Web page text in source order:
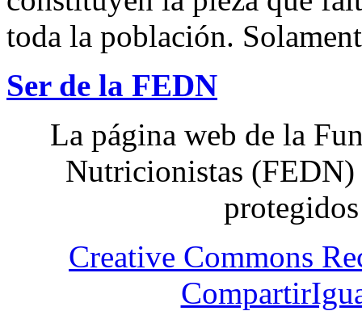
toda la población.
Ser de la FEDN
La página web de la
Nutricionistas (FEDN)
Creative Commons